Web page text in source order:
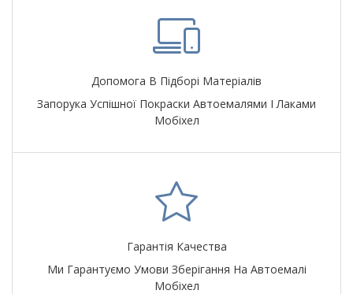
Допомога В Підборі Матеріалів
Запорука Успішної Покраски Автоемалями І Лаками
Мобіхел
Гарантія Качества
Ми Гарантуємо Умови Зберігання На Автоемалі
Мобіхел